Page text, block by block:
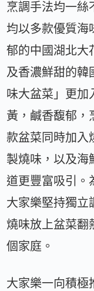
烹調手法均一絲
均以多款優質海
郁的中國湖北大
及香濃鮮甜的韓
味大盆菜」更加
黃，鹹香馥郁，
款盆菜同時加入
製燒味，以及海
道更豐富吸引。
大家樂堅持獨立
燒味放上盆菜翻
個家庭。
大家樂一向積極